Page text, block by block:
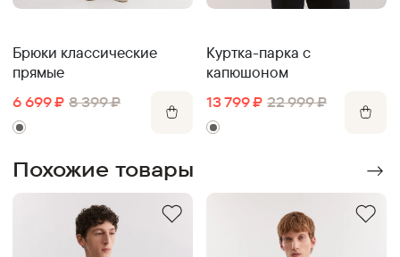
Брюки классические
прямые
6 699 ₽ 8 399 ₽
Куртка-парка с
капюшоном
13 799 ₽ 22 999 ₽
Похожие товары